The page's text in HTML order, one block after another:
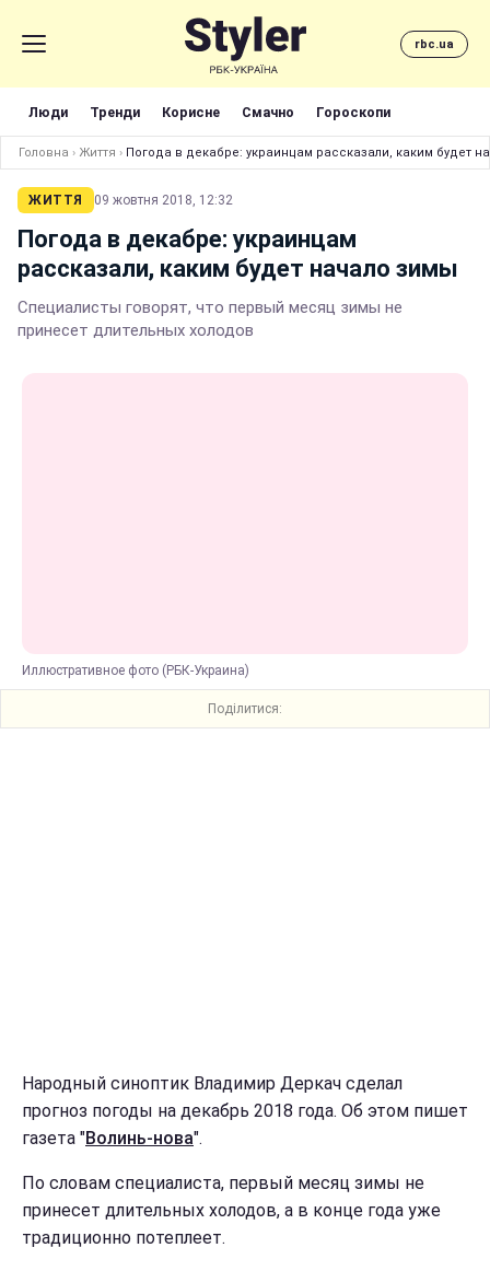
rbc.ua
Люди Тренди Корисне Смачно Гороскопи
Головна › Життя › Погода в декабре: украинцам рассказали, каким будет
ЖИТТЯ 09 жовтня 2018, 12:32
Погода в декабре: украинцам
рассказали, каким будет начало зимы
Специалисты говорят, что первый месяц зимы не
принесет длительных холодов
Иллюстративное фото (РБК-Украина)
Поділитися:
Народный синоптик Владимир Деркач сделал
прогноз погоды на декабрь 2018 года. Об этом пишет
газета "Волинь-нова".
По словам специалиста, первый месяц зимы не
принесет длительных холодов, а в конце года уже
традиционно потеплеет.